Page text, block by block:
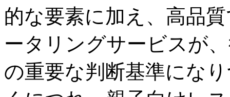
的な要素に加え、高品
ータリングサービスが
の重要な判断基準にな